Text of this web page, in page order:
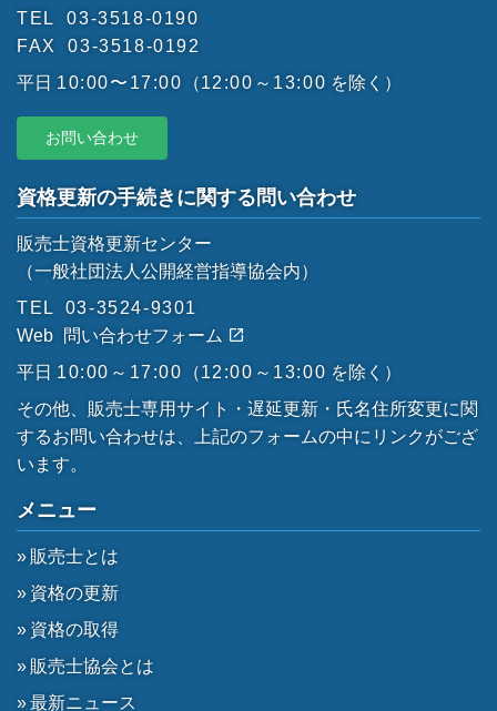
TEL
03-3518-0190
FAX
03-3518-0192
平日 10:00〜17:00 （12:00～13:00 を除く）
お問い合わせ
資格更新の手続きに関する問い合わせ
販売士資格更新センター
（一般社団法人公開経営指導協会内）
TEL
03-3524-9301
Web
問い合わせフォーム
平日 10:00～17:00 （12:00～13:00 を除く）
その他、販売士専用サイト・遅延更新・氏名住所変更に関
するお問い合わせは、上記のフォームの中にリンクがござ
います。
メニュー
販売士とは
資格の更新
資格の取得
販売士協会とは
最新ニュース